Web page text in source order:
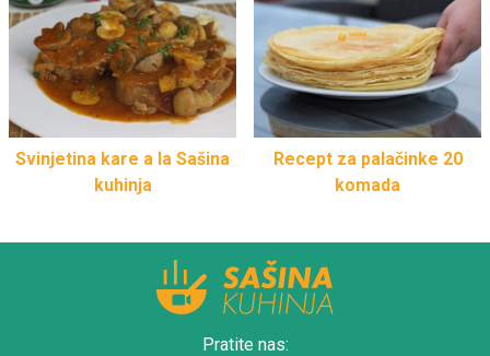
Svinjetina kare a la Sašina
kuhinja
Recept za palačinke 20
komada
Pratite nas: